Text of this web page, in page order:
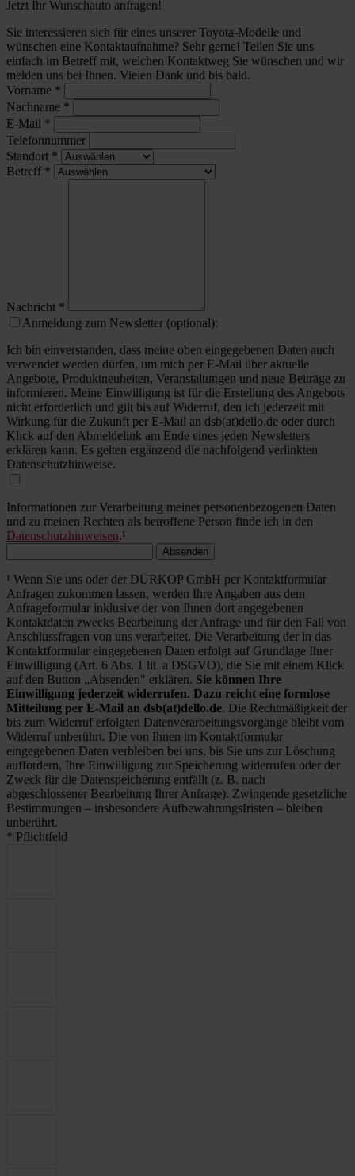
Jetzt Ihr Wunschauto anfragen!
Sie interessieren sich für eines unserer Toyota-Modelle und
wünschen eine Kontaktaufnahme? Sehr gerne! Teilen Sie uns
einfach im Betreff mit, welchen Kontaktweg Sie wünschen und wir
melden uns bei Ihnen. Vielen Dank und bis bald.
Vorname *
Nachname *
E-Mail *
Telefonnummer
Standort *
Betreff *
Nachricht *
Anmeldung zum Newsletter (optional):
Ich bin einverstanden, dass meine oben eingegebenen Daten auch
verwendet werden dürfen, um mich per E-Mail über aktuelle
Angebote, Produktneuheiten, Veranstaltungen und neue Beiträge zu
informieren. Meine Einwilligung ist für die Erstellung des Angebots
nicht erforderlich und gilt bis auf Widerruf, den ich jederzeit mit
Wirkung für die Zukunft per E-Mail an dsb(at)dello.de oder durch
Klick auf den Abmeldelink am Ende eines jeden Newsletters
erklären kann. Es gelten ergänzend die nachfolgend verlinkten
Datenschutzhinweise.
Informationen zur Verarbeitung meiner personenbezogenen Daten
und zu meinen Rechten als betroffene Person finde ich in den
Datenschutzhinweisen.¹
Absenden
¹ Wenn Sie uns oder der DÜRKOP GmbH per Kontaktformular
Anfragen zukommen lassen, werden Ihre Angaben aus dem
Anfrageformular inklusive der von Ihnen dort angegebenen
Kontaktdaten zwecks Bearbeitung der Anfrage und für den Fall von
Anschlussfragen von uns verarbeitet. Die Verarbeitung der in das
Kontaktformular eingegebenen Daten erfolgt auf Grundlage Ihrer
Einwilligung (Art. 6 Abs. 1 lit. a DSGVO), die Sie mit einem Klick
auf den Button „Absenden" erklären. Sie können Ihre
Einwilligung jederzeit widerrufen. Dazu reicht eine formlose
Mitteilung per E-Mail an dsb(at)dello.de. Die Rechtmäßigkeit der
bis zum Widerruf erfolgten Datenverarbeitungsvorgänge bleibt vom
Widerruf unberührt. Die von Ihnen im Kontaktformular
eingegebenen Daten verbleiben bei uns, bis Sie uns zur Löschung
auffordern, Ihre Einwilligung zur Speicherung widerrufen oder der
Zweck für die Datenspeicherung entfällt (z. B. nach
abgeschlossener Bearbeitung Ihrer Anfrage). Zwingende gesetzliche
Bestimmungen – insbesondere Aufbewahrungsfristen – bleiben
unberührt.
* Pflichtfeld